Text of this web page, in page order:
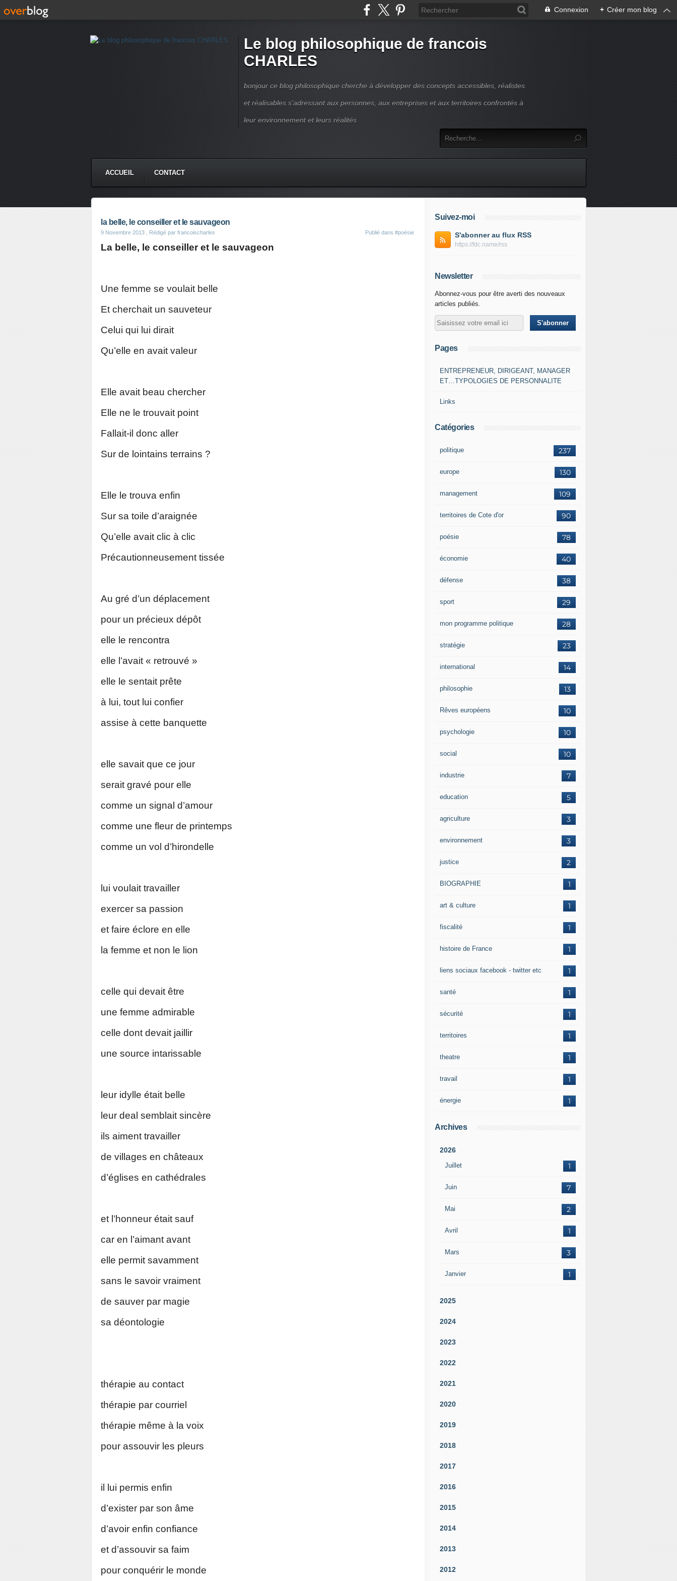
Connexion + Créer mon blog
Le blog philosophique de francois
CHARLES
bonjour ce blog philosophique cherche à développer des concepts accessibles, réalistes
et réalisables s'adressant aux personnes, aux entreprises et aux territoires confrontés à
leur environnement et leurs réalités
ACCUEIL CONTACT
la belle, le conseiller et le sauvageon
9 Novembre 2013 , Rédigé par francoischarles Publié dans #poésie
La belle, le conseiller et le sauvageon
Une femme se voulait belle
Et cherchait un sauveteur
Celui qui lui dirait
Qu’elle en avait valeur
Elle avait beau chercher
Elle ne le trouvait point
Fallait-il donc aller
Sur de lointains terrains ?
Elle le trouva enfin
Sur sa toile d’araignée
Qu’elle avait clic à clic
Précautionneusement tissée
Au gré d’un déplacement
pour un précieux dépôt
elle le rencontra
elle l’avait « retrouvé »
elle le sentait prête
à lui, tout lui confier
assise à cette banquette
elle savait que ce jour
serait gravé pour elle
comme un signal d’amour
comme une fleur de printemps
comme un vol d’hirondelle
lui voulait travailler
exercer sa passion
et faire éclore en elle
la femme et non le lion
celle qui devait être
une femme admirable
celle dont devait jaillir
une source intarissable
leur idylle était belle
leur deal semblait sincère
ils aiment travailler
de villages en châteaux
d’églises en cathédrales
et l’honneur était sauf
car en l’aimant avant
elle permit savamment
sans le savoir vraiment
de sauver par magie
sa déontologie
thérapie au contact
thérapie par courriel
thérapie même à la voix
pour assouvir les pleurs
il lui permis enfin
d’exister par son âme
d’avoir enfin confiance
et d’assouvir sa faim
pour conquérir le monde
Suivez-moi
S'abonner au flux RSS
https://fdc.name/rss
Newsletter
Abonnez-vous pour être averti des nouveaux
articles publiés.
Pages
ENTREPRENEUR, DIRIGEANT, MANAGER
ET…TYPOLOGIES DE PERSONNALITE
Links
Catégories
237
politique
130
europe
109
management
90
territoires de Cote d'or
78
poésie
40
économie
38
défense
29
sport
28
mon programme politique
23
stratégie
14
international
13
philosophie
10
Rêves européens
10
psychologie
10
social
7
industrie
5
education
3
agriculture
3
environnement
2
justice
1
BIOGRAPHIE
1
art & culture
1
fiscalité
1
histoire de France
1
liens sociaux facebook - twitter etc
1
santé
1
sécurité
1
territoires
1
theatre
1
travail
1
énergie
Archives
2026
Juillet 1
Juin 7
Mai 2
Avril 1
Mars 3
Janvier 1
2025
2024
2023
2022
2021
2020
2019
2018
2017
2016
2015
2014
2013
2012